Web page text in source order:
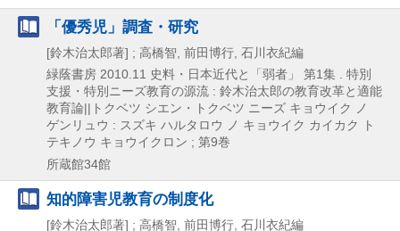
「優秀児」調査・研究
[鈴木治太郎著] ; 高橋智, 前田博行, 石川衣紀編
緑蔭書房 2010.11 史料・日本近代と「弱者」 第1集 . 特別
支援・特別ニーズ教育の源流 : 鈴木治太郎の教育改革と適能
教育論||トクベツ シエン・トクベツ ニーズ キョウイク ノ
ゲンリュウ : スズキ ハルタロウ ノ キョウイク カイカク ト
テキノウ キョウイクロン ; 第9巻
所蔵館34館
知的障害児教育の制度化
[鈴木治太郎著] ; 高橋智, 前田博行, 石川衣紀編